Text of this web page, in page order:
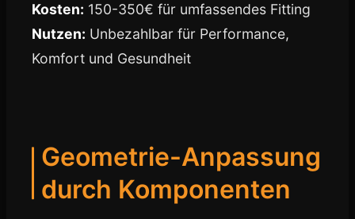
Kosten: 150-350€ für umfassendes Fitting
Nutzen: Unbezahlbar für Performance,
Komfort und Gesundheit
Geometrie-Anpassung
durch Komponenten